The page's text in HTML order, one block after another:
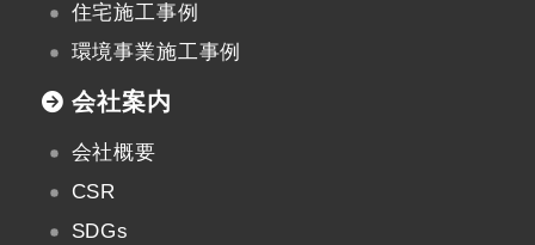
住宅施工事例
環境事業施工事例
会社案内
会社概要
CSR
SDGs